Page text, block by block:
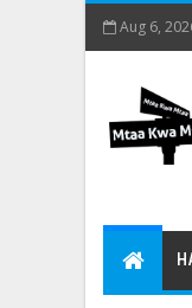
Aug 6,